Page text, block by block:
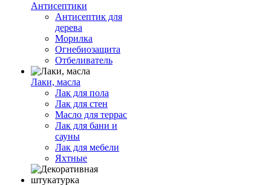
Антисептики
Антисептик для
дерева
Морилка
Огнебиозащита
Отбеливатель
Лаки, масла
Лак для пола
Лак для стен
Масло для террас
Лак для бани и
сауны
Лак для мебели
Яхтные